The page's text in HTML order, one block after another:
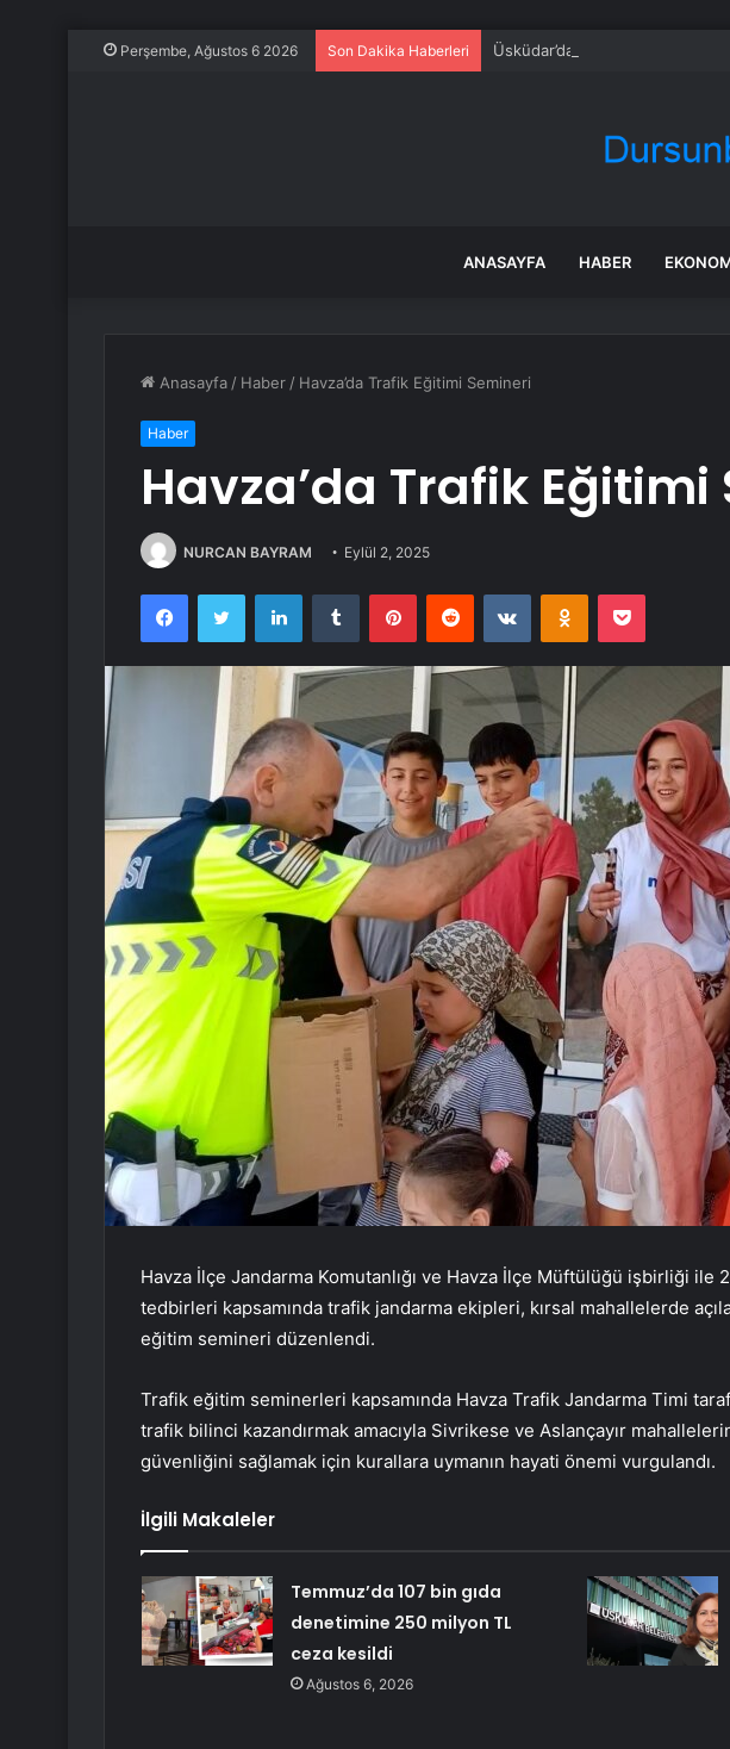
Perşembe, Ağustos 6 2026 Son Dakika Haberleri Üsküdar’da seçimi CHP’nin
ANASAYFA HABER
Anasayfa / Haber / Havza’da Trafik Eğitimi Semineri
Haber
Havza’da Trafik Eğitimi
NURCAN BAYRAM Eylül 2, 2025
FacebookTwitter LinkedInTumblr PinterestReddit VKontakteOdnoklassniki
Pocket
Havza İlçe Jandarma Komutanlığı ve Havza İlçe Müftülüğü işbirliği ile
tedbirleri kapsamında trafik jandarma ekipleri, kırsal mahallelerde
eğitim semineri düzenlendi.
Trafik eğitim seminerleri kapsamında Havza Trafik Jandarma Timi
trafik bilinci kazandırmak amacıyla Sivrikese ve Aslançayır
güvenliğini sağlamak için kurallara uymanın hayati önemi vurgulandı.
İlgili Makaleler
Temmuz’da 107 bin gıda
denetimine 250 milyon TL
ceza kesildi
Ağustos 6, 2026